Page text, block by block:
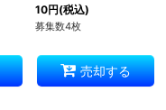
10円(税込)
募集数4枚
売却する